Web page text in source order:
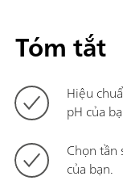
Tóm tắt
Hiệu
pH của
Chọn tần
của bạn.